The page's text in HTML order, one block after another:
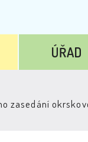
ÚŘAD
zasedání